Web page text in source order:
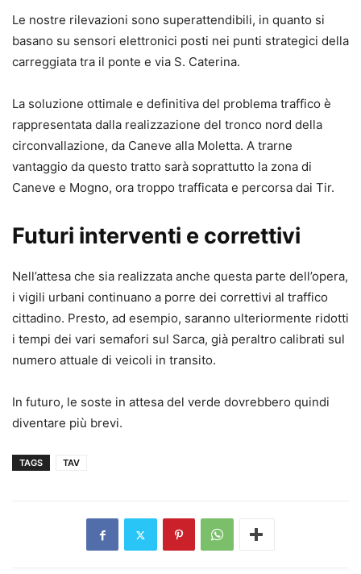
Le nostre rilevazioni sono superattendibili, in quanto si
basano su sensori elettronici posti nei punti strategici della
carreggiata tra il ponte e via S. Caterina.
La soluzione ottimale e definitiva del problema traffico è
rappresentata dalla realizzazione del tronco nord della
circonvallazione, da Caneve alla Moletta. A trarne
vantaggio da questo tratto sarà soprattutto la zona di
Caneve e Mogno, ora troppo trafficata e percorsa dai Tir.
Futuri interventi e correttivi
Nell’attesa che sia realizzata anche questa parte dell’opera,
i vigili urbani continuano a porre dei correttivi al traffico
cittadino. Presto, ad esempio, saranno ulteriormente ridotti
i tempi dei vari semafori sul Sarca, già peraltro calibrati sul
numero attuale di veicoli in transito.
In futuro, le soste in attesa del verde dovrebbero quindi
diventare più brevi.
TAGS TAV